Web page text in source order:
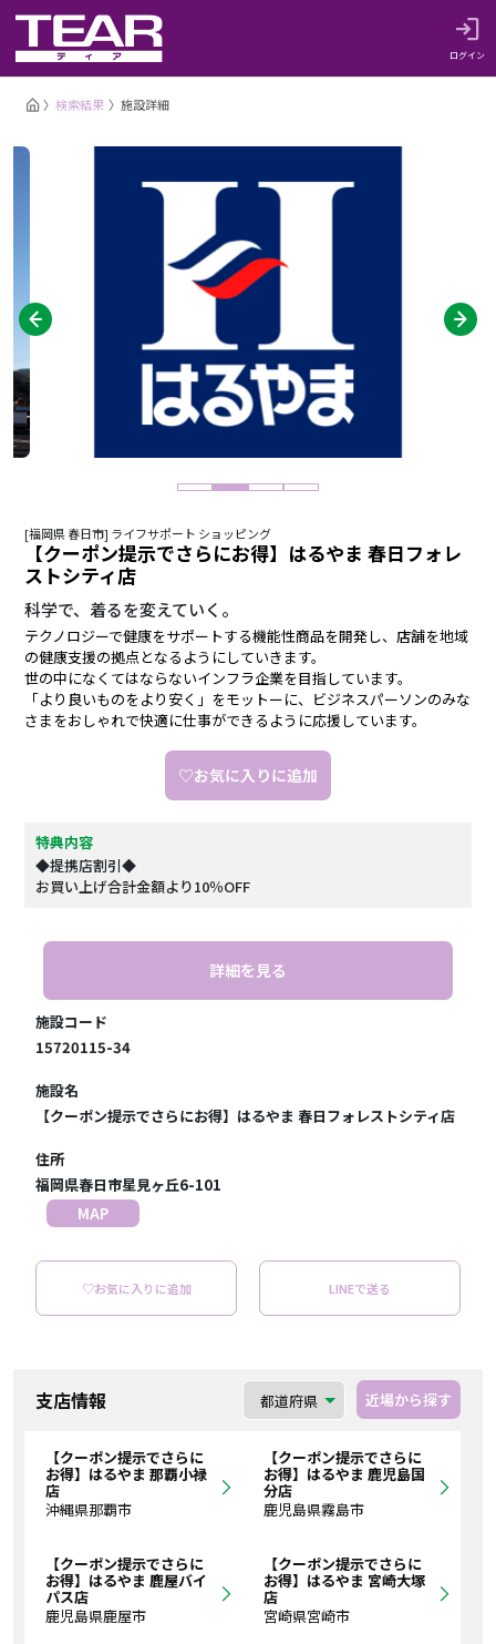
ログイン
検索結果 施設詳細
[福岡県 春日市] ライフサポート ショッピング
【クーポン提示でさらにお得】はるやま 春日フォレ
ストシティ店
科学で、着るを変えていく。
テクノロジーで健康をサポートする機能性商品を開発し、店舗を地域
の健康支援の拠点となるようにしていきます。
世の中になくてはならないインフラ企業を目指しています。
「より良いものをより安く」をモットーに、ビジネスパーソンのみな
さまをおしゃれで快適に仕事ができるように応援しています。
♡お気に入りに追加
特典内容
◆提携店割引◆
お買い上げ合計金額より10％OFF
詳細を見る
施設コード
15720115-34
施設名
【クーポン提示でさらにお得】はるやま 春日フォレストシティ店
住所
福岡県春日市星見ヶ丘6-101
MAP
♡お気に入りに追加 LINEで送る
支店情報 近場から探す
【クーポン提示でさらに
お得】はるやま 那覇小禄
店
沖縄県那覇市
【クーポン提示でさらに
お得】はるやま 鹿児島国
分店
鹿児島県霧島市
【クーポン提示でさらに
お得】はるやま 鹿屋バイ
パス店
鹿児島県鹿屋市
【クーポン提示でさらに
お得】はるやま 宮崎大塚
店
宮崎県宮崎市